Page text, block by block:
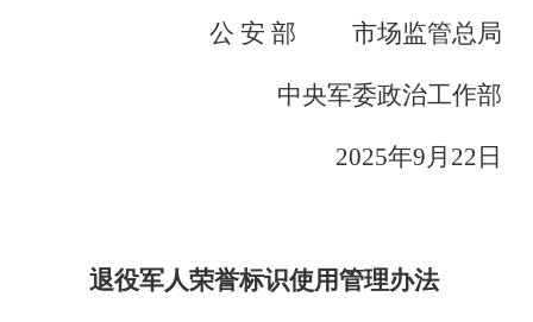
公 安 部 市场监管总局
中央军委政治工作部
2025年9月22日
退役军人荣誉标识使用管理办法